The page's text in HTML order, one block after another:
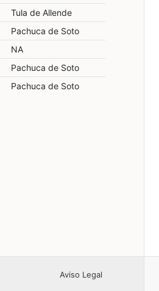
Tula de Allende
Pachuca de Soto
NA
Pachuca de Soto
Pachuca de Soto
Aviso Legal